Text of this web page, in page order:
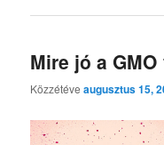
Mire jó a GMO
Közzétéveaugusztus 15,